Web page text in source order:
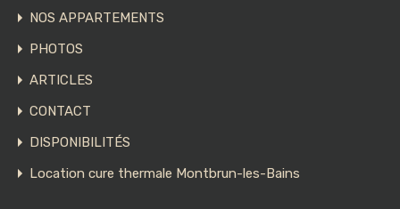
NOS APPARTEMENTS
PHOTOS
ARTICLES
CONTACT
DISPONIBILITÉS
Location cure thermale Montbrun-les-Bains